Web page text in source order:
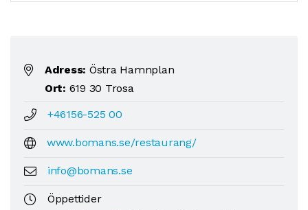
Adress: Östra Hamnplan
Ort: 619 30 Trosa
+46156-525 00
www.bomans.se/restaurang/
info@bomans.se
Öppettider